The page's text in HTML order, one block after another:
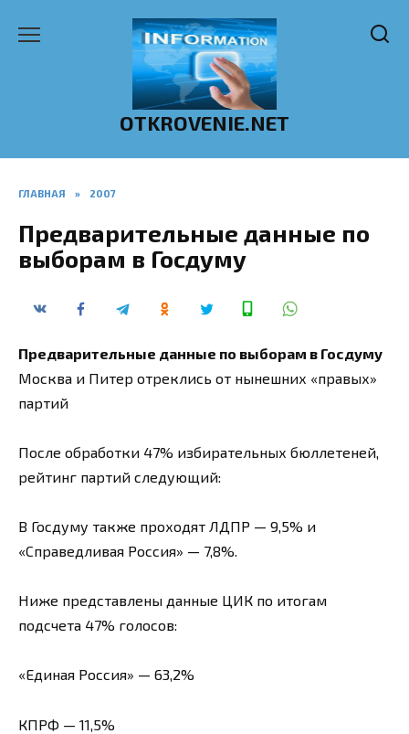
OTKROVENIE.NET
ГЛАВНАЯ » 2007
Предварительные данные по
выборам в Госдуму
Предварительные данные по выборам в Госдуму
Москва и Питер отреклись от нынешних «правых»
партий
После обработки 47% избирательных бюллетеней,
рейтинг партий следующий:
В Госдуму также проходят ЛДПР — 9,5% и
«Справедливая Россия» — 7,8%.
Ниже представлены данные ЦИК по итогам
подсчета 47% голосов:
«Единая Россия» — 63,2%
КПРФ — 11,5%